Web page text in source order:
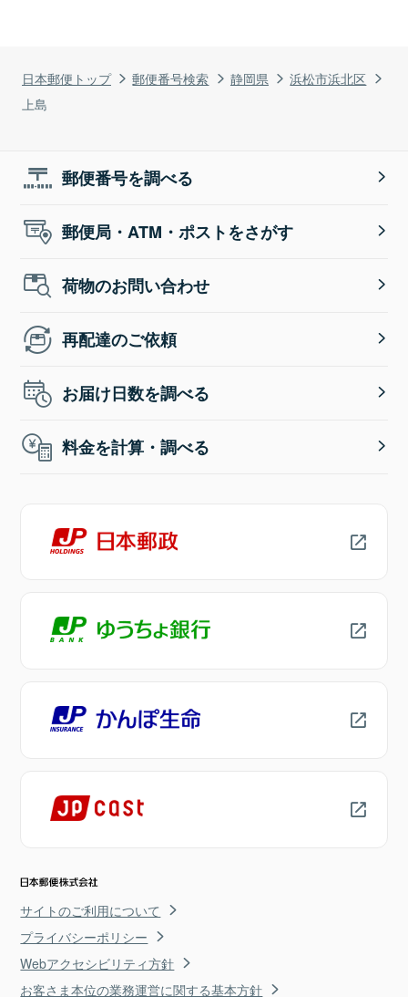
日本郵便トップ 郵便番号検索 静岡県
浜松市浜北区
上島
郵便番号を調べる
郵便局・ATM・ポストをさがす
荷物のお問い合わせ
再配達のご依頼
お届け日数を調べる
料金を計算・調べる
サイトのご利用について
プライバシーポリシー
Webアクセシビリティ方針
お客さま本位の業務運営に関する基本方針